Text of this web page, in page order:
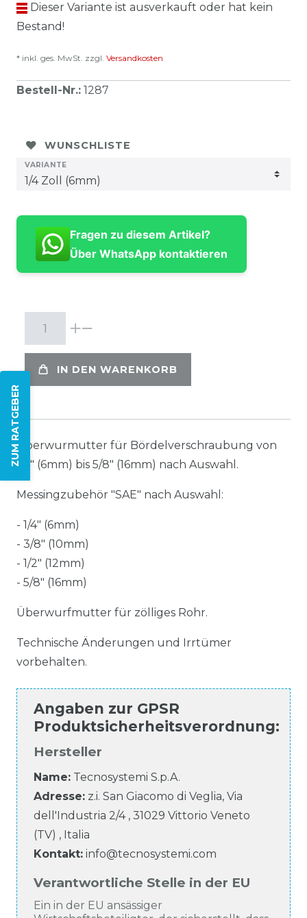
ZUM RATGEBER
Dieser Variante ist ausverkauft oder hat kein
Bestand!
* inkl. ges. MwSt. zzgl. Versandkosten
Bestell-Nr.: 1287
WUNSCHLISTE
VARIANTE
Fragen zu diesem Artikel?
Über WhatsApp kontaktieren
IN DEN WARENKORB
Überwurmutter für Bördelverschraubung von
1/4" (6mm) bis 5/8" (16mm) nach Auswahl.
Messingzubehör "SAE" nach Auswahl:
- 1/4" (6mm)
- 3/8" (10mm)
- 1/2" (12mm)
- 5/8" (16mm)
Überwurfmutter für zölliges Rohr.
Technische Änderungen und Irrtümer
vorbehalten.
Angaben zur GPSR
Produktsicherheitsverordnung:
Hersteller
Name: Tecnosystemi S.p.A.
Adresse: z.i. San Giacomo di Veglia, Via
dell'Industria 2/4, 31029 Vittorio Veneto
(TV) , Italia
Kontakt: info@tecnosystemi.com
Verantwortliche Stelle in der EU
Ein in der EU ansässiger